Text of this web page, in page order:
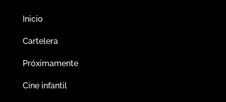
Inicio
Cartelera
Próximamente
Cine infantil